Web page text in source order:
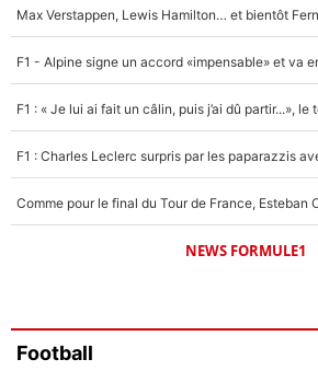
Un autre joueur
5%
NEWS FORMULE1
Football